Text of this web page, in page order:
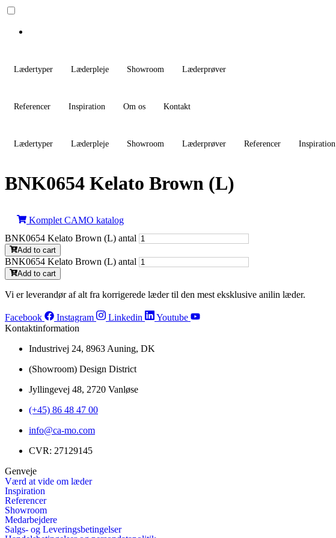
Lædertyper Læderpleje Showroom Læderprøver
Referencer Inspiration Om os Kontakt
Lædertyper Læderpleje Showroom Læderprøver Referencer Inspiration
BNK0654 Kelato Brown (L)
Komplet CAMO katalog
BNK0654 Kelato Brown (L) antal
Add to cart
BNK0654 Kelato Brown (L) antal
Add to cart
Vi er leverandør af alt fra korrigerede læder til den mest eksklusive anilin læder.
Facebook Instagram Linkedin
Youtube
Kontaktinformation
Industrivej 24, 8963 Auning, DK
(Showroom) Design District
Jyllingevej 48, 2720 Vanløse
(+45) 86 48 47 00
info@ca-mo.com
CVR: 27129145
Genveje
Værd at vide om læder
Inspiration
Referencer
Showroom
Medarbejdere
Salgs- og Leveringsbetingelser